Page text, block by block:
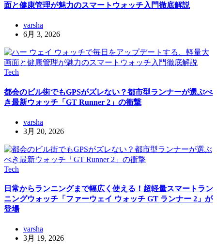
面と健康管理が魅力のスマートウォッチ入門徹底解説
varsha
6月 3, 2026
Tech
都会のビル街でもGPSがズレない？都市型ランナーが選ぶべ
き最新ウォッチ「GT Runner 2」の衝撃
varsha
3月 20, 2026
Tech
日常からランニングまで幅広く使える！超軽量スマートラン
ニングウォッチ「ファーウェイ ウォッチ GT ランナー 2」が
登場
varsha
3月 19, 2026